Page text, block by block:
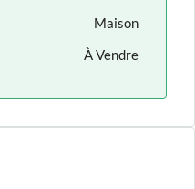
Maison
À Vendre